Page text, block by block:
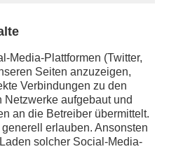
Media-Plattformen (Twitter,
Seiten anzuzeigen,
Verbindungen zu den
Netzwerke aufgebaut und
an die Betreiber übermittelt.
erlauben. Ansonsten
solcher Social-Media-